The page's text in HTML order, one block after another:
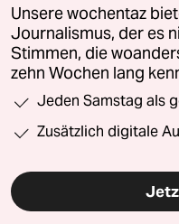
Unsere wochentaz
Journalismus, der es
Stimmen, die
zehn Wochen lang
Jeden Samstag als
Zusätzlich digitale